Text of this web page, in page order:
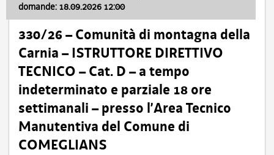
domande: 18.09.2026 12:00
330/26 – Comunità di montagna della
Carnia – ISTRUTTORE DIRETTIVO
TECNICO – Cat. D – a tempo
indeterminato e parziale 18 ore
settimanali – presso l’Area Tecnico
Manutentiva del Comune di
COMEGLIANS